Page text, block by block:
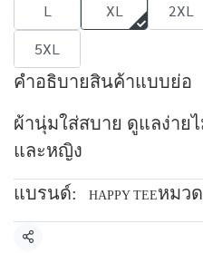
L XL 2XL
5XL
คำอธิบายสินค้าแบบย่อ
ผ้านุ่มใส่สบาย ดูแลง่าย
และหญิง
แบรนด์: HAPPY TEEหมว
แชร์